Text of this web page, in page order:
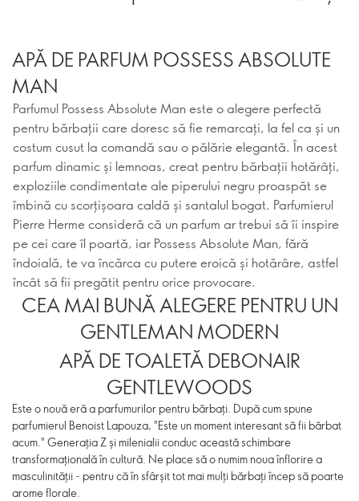
APĂ DE PARFUM POSSESS ABSOLUTE
MAN
Parfumul Possess Absolute Man este o alegere perfectă
pentru bărbații care doresc să fie remarcați, la fel ca și un
costum cusut la comandă sau o pălărie elegantă. În acest
parfum dinamic și lemnoas, creat pentru bărbații hotărâți,
exploziile condimentate ale piperului negru proaspăt se
îmbină cu scorțișoara caldă și santalul bogat. Parfumierul
Pierre Herme consideră că un parfum ar trebui să îi inspire
pe cei care îl poartă, iar Possess Absolute Man, fără
îndoială, te va încărca cu putere eroică și hotărâre, astfel
încât să fii pregătit pentru orice provocare.
CEA MAI BUNĂ ALEGERE PENTRU UN
GENTLEMAN MODERN
APĂ DE TOALETĂ DEBONAIR
GENTLEWOODS
Este o nouă eră a parfumurilor pentru bărbați. După cum spune
parfumierul Benoist Lapouza, "Este un moment interesant să fii bărbat
acum." Generația Z și milenialii conduc această schimbare
transformațională în cultură. Ne place să o numim noua înflorire a
masculinității - pentru că în sfârșit tot mai mulți bărbați încep să poarte
arome florale.